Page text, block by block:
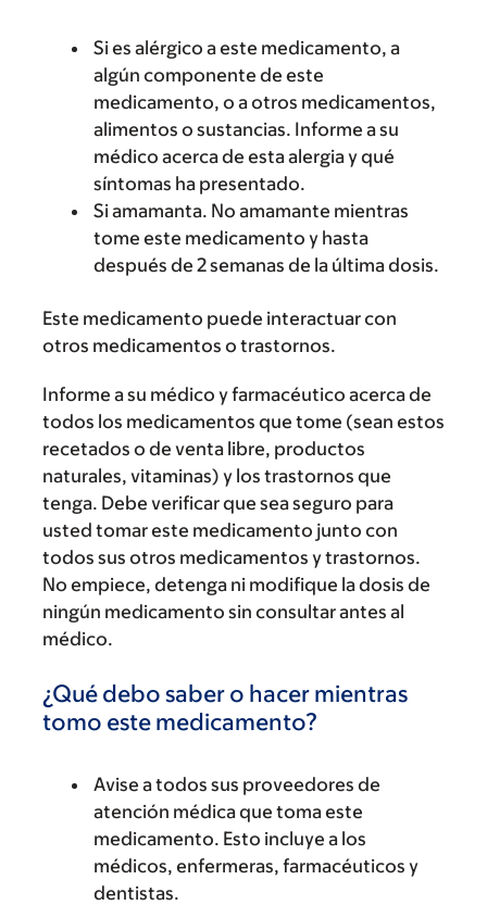
Si es alérgico a este medicamento, a
algún componente de este
medicamento, o a otros medicamentos,
alimentos o sustancias. Informe a su
médico acerca de esta alergia y qué
síntomas ha presentado.
Si amamanta. No amamante mientras
tome este medicamento y hasta
después de 2 semanas de la última dosis.
Este medicamento puede interactuar con
otros medicamentos o trastornos.
Informe a su médico y farmacéutico acerca de
todos los medicamentos que tome (sean estos
recetados o de venta libre, productos
naturales, vitaminas) y los trastornos que
tenga. Debe verificar que sea seguro para
usted tomar este medicamento junto con
todos sus otros medicamentos y trastornos.
No empiece, detenga ni modifique la dosis de
ningún medicamento sin consultar antes al
médico.
¿Qué debo saber o hacer mientras
tomo este medicamento?
Avise a todos sus proveedores de
atención médica que toma este
medicamento. Esto incluye a los
médicos, enfermeras, farmacéuticos y
dentistas.